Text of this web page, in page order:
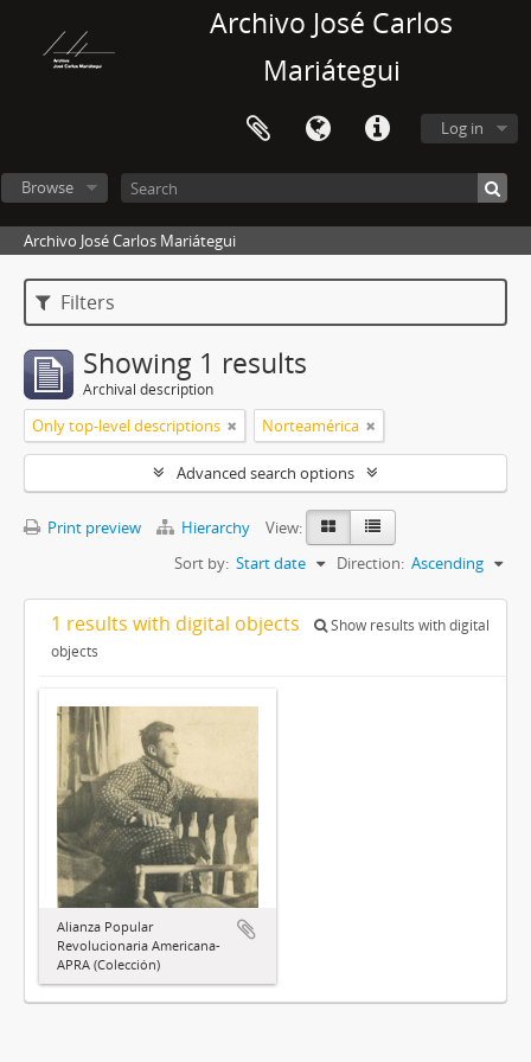
Archivo José Carlos
Mariátegui
Log in
Browse
Archivo José Carlos Mariátegui
Filters
Showing 1 results
Archival description
Only top-level descriptions Norteamérica
Advanced search options
Print preview Hierarchy
View:
Sort by: Start date Direction: Ascending
1 results with digital objects
Show results with digital
objects
Alianza Popular
Revolucionaria Americana-
APRA (Colección)